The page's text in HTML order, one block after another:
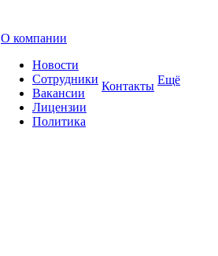
О компании
Новости
Сотрудники
Вакансии
Лицензии
Политика
Контакты Ещё